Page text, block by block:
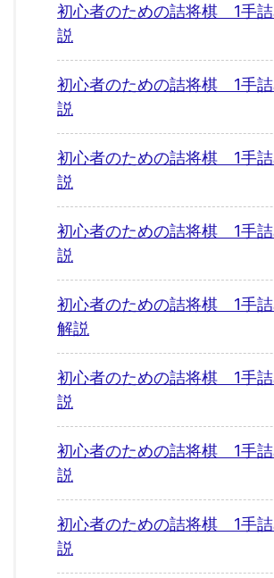
初心者のための詰将棋 1手
説
初心者のための詰将棋 1手
説
初心者のための詰将棋 1手
説
初心者のための詰将棋 1手
説
初心者のための詰将棋 1手
解説
初心者のための詰将棋 1手
説
初心者のための詰将棋 1手
説
初心者のための詰将棋 1手
説